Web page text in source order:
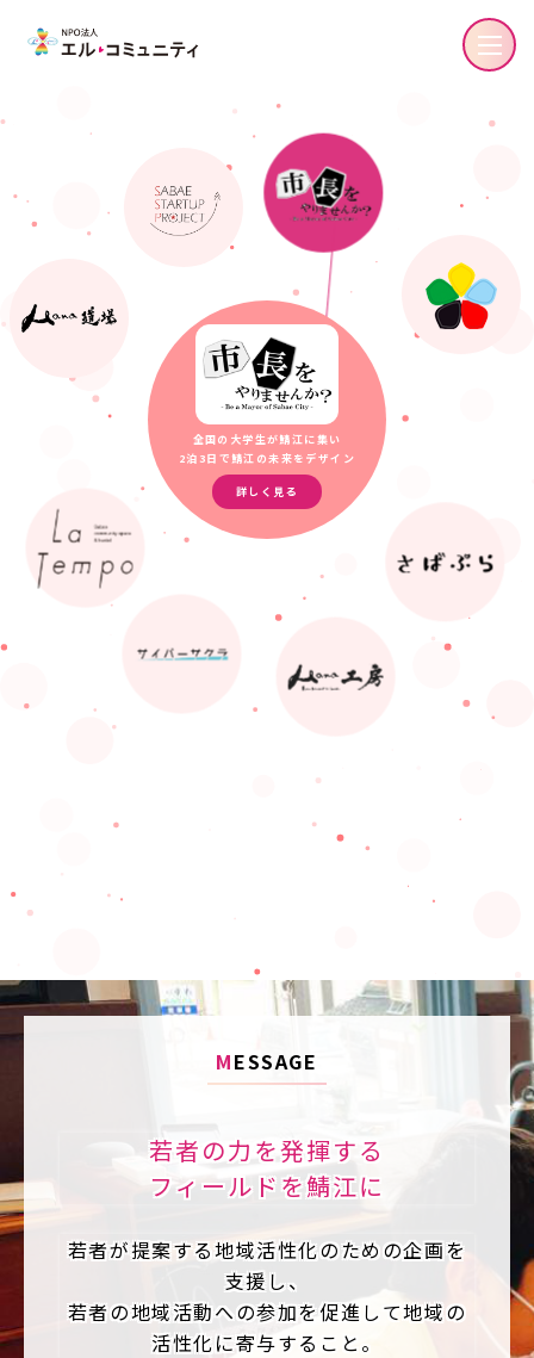
全国の大学生が鯖江に集い
2泊3日で鯖江の未来をデザイン
詳しく見る
MESSAGE
若者の力を発揮する
フィールドを鯖江に
若者が提案する地域活性化のための企画を
支援し、
若者の地域活動への参加を促進して地域の
活性化に寄与すること。